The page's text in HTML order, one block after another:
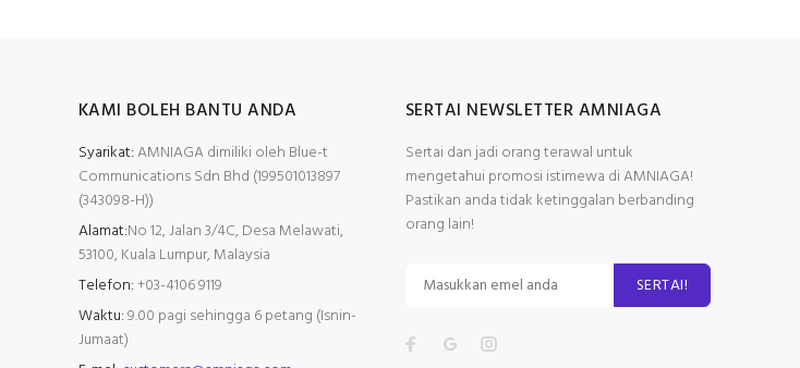
KAMI BOLEH BANTU ANDA
Syarikat:AMNIAGA dimiliki oleh Blue-t
Communications Sdn Bhd (199501013897
(343098-H))
Alamat:No 12, Jalan 3/4C, Desa Melawati,
53100, Kuala Lumpur, Malaysia
Telefon:+03-4106 9119
Waktu:9.00 pagi sehingga 6 petang (Isnin-
Jumaat)
SERTAI NEWSLETTER AMNIAGA
Sertai dan jadi orang terawal untuk
mengetahui promosi istimewa di AMNIAGA!
Pastikan anda tidak ketinggalan berbanding
orang lain!
SERTAI!